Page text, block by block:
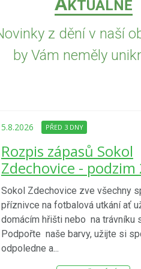
KTUÁLNĚ
z dění v naší
by Vám neměly
5.8.2026 PŘED 3 DNY
Rozpis zápasů Sokol
Zdechovice - podzim
Sokol Zdechovice zve všechny
příznivce na fotbalová utkání ať
domácím hřišti nebo na trávníku
Podpořte naše barvy, užijte si
odpoledne a...